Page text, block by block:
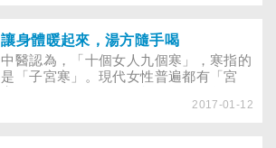
彼，才能與病共存！
讓身體暖起來，湯方隨手喝
中醫認為，「十個女人九個寒」，寒指的
是「子宮寒」。現代女性普遍都有「宮
手腳冰冷更是嚴重，想要遠離經痛、迎來
2017-01-12